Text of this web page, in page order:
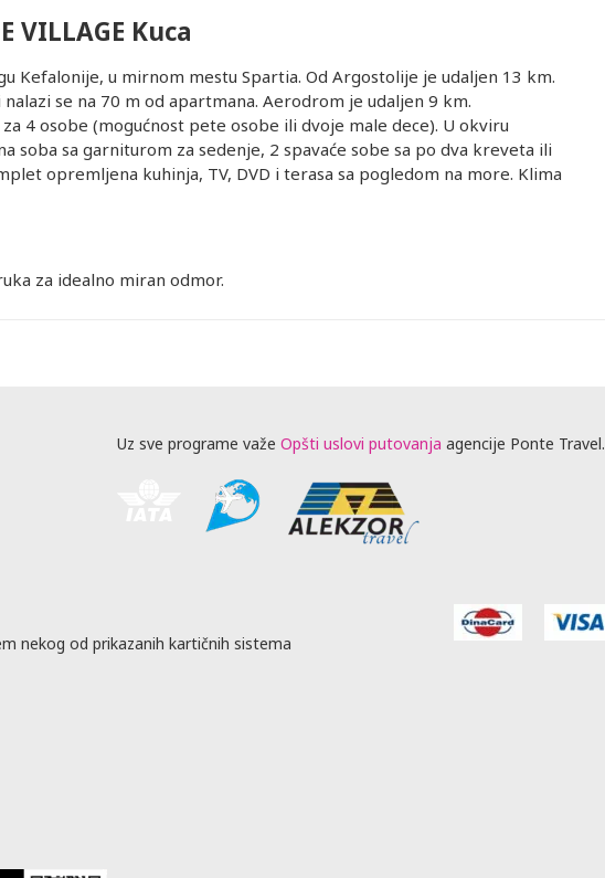
VILLAGE Kuca
Kefalonije, u mirnom mestu Spartia. Od Argostolije je udaljen 13 km.
nalazi se na 70 m od apartmana. Aerodrom je udaljen 9 km.
4 osobe (mogućnost pete osobe ili dvoje male dece). U okviru
soba sa garniturom za sedenje, 2 spavaće sobe sa po dva kreveta ili
opremljena kuhinja, TV, DVD i terasa sa pogledom na more. Klima
za idealno miran odmor.
Uz sve programe važe Opšti uslovi putovanja agencije Ponte Travel.
nekog od prikazanih kartičnih sistema